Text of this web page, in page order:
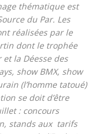
thématique est
du Par. Les
réalisées par le
dont le trophée
la Déesse des
show BMX, show
(l’homme tatoué)
se doit d’être
: concours
stands aux tarifs